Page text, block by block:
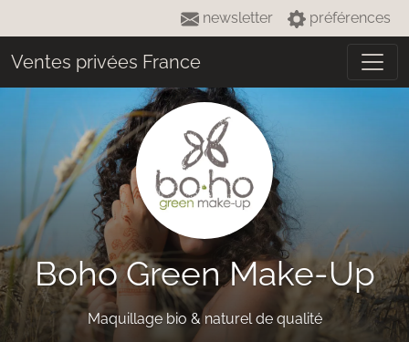
newsletter préférences
Ventes privées France
Boho Green Make-Up
Maquillage bio & naturel de qualité